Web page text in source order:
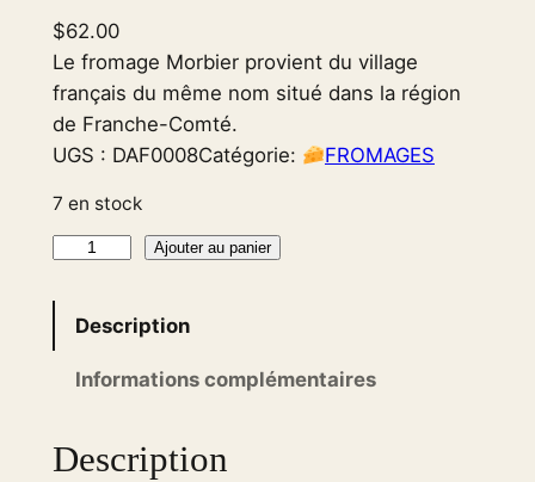
$62.00
Le fromage Morbier provient du village
français du même nom situé dans la région
de Franche-Comté.
UGS : DAF0008Catégorie: FROMAGES
7 en stock
é
Ajouter au panier
Description
Informations complémentaires
Description